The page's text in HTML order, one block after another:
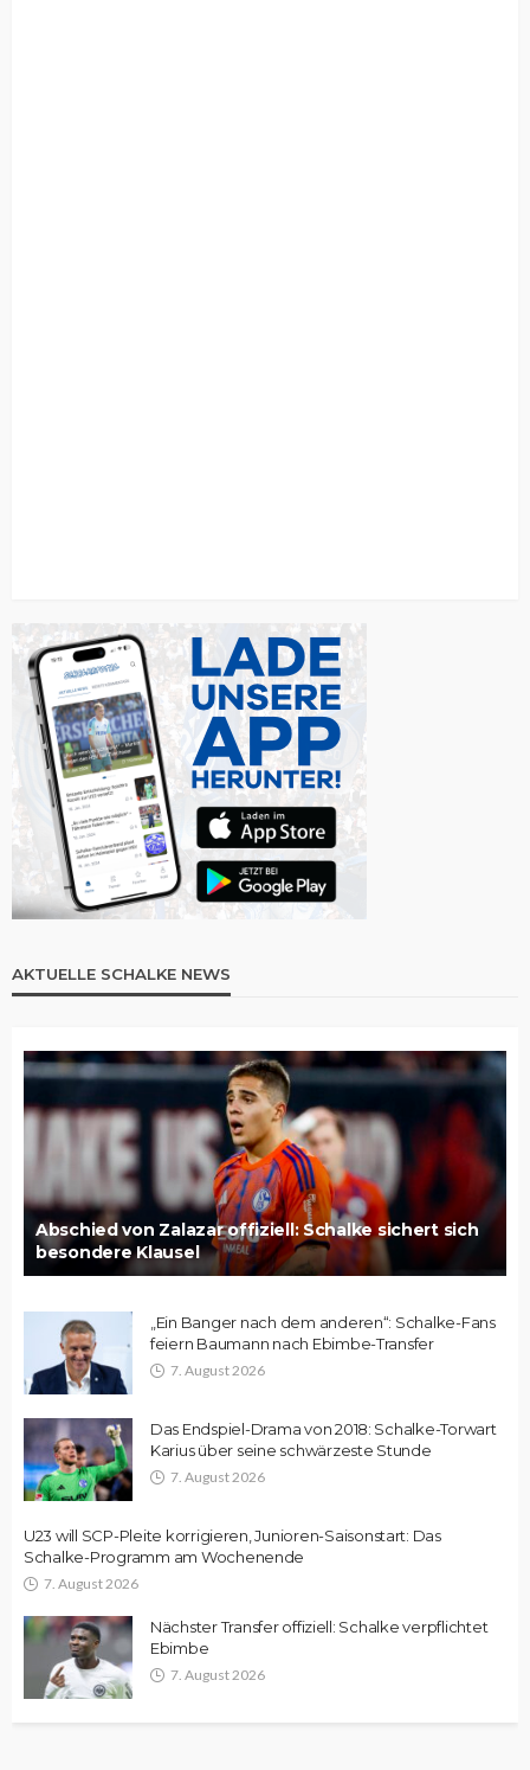
AKTUELLE SCHALKE NEWS
Abschied von Zalazar offiziell: Schalke sichert sich
besondere Klausel
„Ein Banger nach dem anderen“: Schalke-Fans
feiern Baumann nach Ebimbe-Transfer
7. August 2026
Das Endspiel-Drama von 2018: Schalke-Torwart
Karius über seine schwärzeste Stunde
7. August 2026
U23 will SCP-Pleite korrigieren, Junioren-Saisonstart: Das
Schalke-Programm am Wochenende
7. August 2026
Nächster Transfer offiziell: Schalke verpflichtet
Ebimbe
7. August 2026